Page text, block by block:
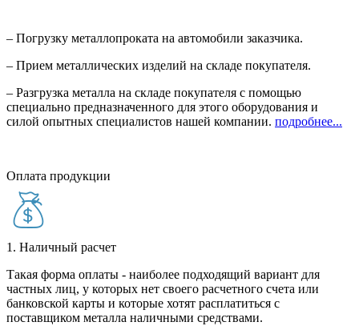
– Погрузку металлопроката на автомобили заказчика.
– Прием металлических изделий на складе покупателя.
– Разгрузка металла на складе покупателя с помощью
специально предназначенного для этого оборудования и
силой опытных специалистов нашей компании. подробнее...
Оплата продукции
1. Наличный расчет
Такая форма оплаты - наиболее подходящий вариант для
частных лиц, у которых нет своего расчетного счета или
банковской карты и которые хотят расплатиться с
поставщиком металла наличными средствами.